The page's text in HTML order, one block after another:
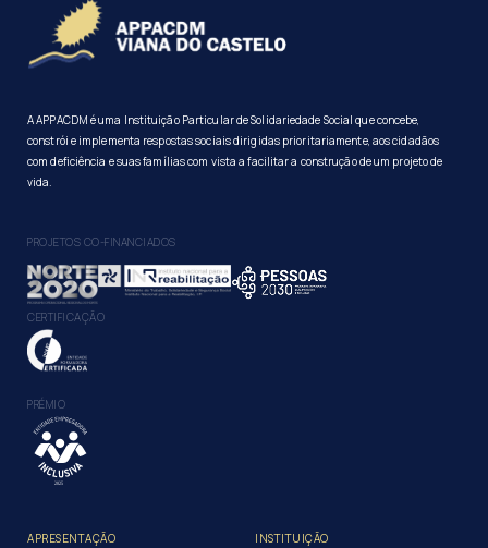
A APPACDM é uma Instituição Particular de Solidariedade Social que concebe,
constrói e implementa respostas sociais dirigidas prioritariamente, aos cidadãos
com deficiência e suas famílias com vista a facilitar a construção de um projeto de
vida.
PROJETOS CO-FINANCIADOS
CERTIFICAÇÃO
PRÉMIO
APRESENTAÇÃO INSTITUIÇÃO